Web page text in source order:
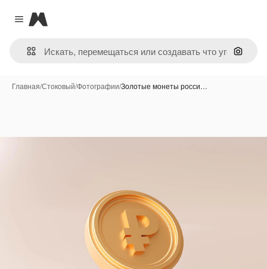
Close menu
Magnific
Поиск
Главная/Стоковый/Фотографии/Золотые монеты росси…